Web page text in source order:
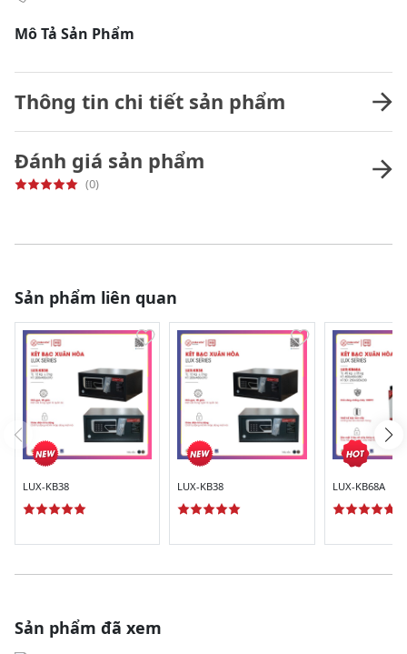
Mô Tả Sản Phẩm
Thông tin chi tiết sản phẩm
Đánh giá sản phẩm
(0)
Sản phẩm liên quan
LUX-KB38 LUX-KB38 LUX-KB68A
Sản phẩm đã xem